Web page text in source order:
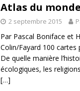
Atlas du
2 septembre 2015
Par Pascal Boniface et
Colin/Fayard 100
De quelle manière
écologiques, les
[…]